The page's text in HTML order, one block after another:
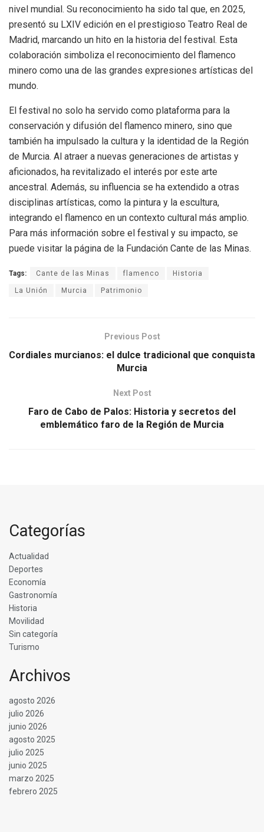
nivel mundial. Su reconocimiento ha sido tal que, en 2025,
presentó su LXIV edición en el prestigioso Teatro Real de
Madrid, marcando un hito en la historia del festival. Esta
colaboración simboliza el reconocimiento del flamenco
minero como una de las grandes expresiones artísticas del
mundo.
El festival no solo ha servido como plataforma para la
conservación y difusión del flamenco minero, sino que
también ha impulsado la cultura y la identidad de la Región
de Murcia. Al atraer a nuevas generaciones de artistas y
aficionados, ha revitalizado el interés por este arte
ancestral. Además, su influencia se ha extendido a otras
disciplinas artísticas, como la pintura y la escultura,
integrando el flamenco en un contexto cultural más amplio.
Para más información sobre el festival y su impacto, se
puede visitar la página de la Fundación Cante de las Minas.
Tags: Cante de las Minas flamenco Historia
La Unión Murcia Patrimonio
Previous Post
Cordiales murcianos: el dulce tradicional que conquista
Murcia
Next Post
Faro de Cabo de Palos: Historia y secretos del
emblemático faro de la Región de Murcia
Categorías
Actualidad
Deportes
Economía
Gastronomía
Historia
Movilidad
Sin categoría
Turismo
Archivos
agosto 2026
julio 2026
junio 2026
agosto 2025
julio 2025
junio 2025
marzo 2025
febrero 2025